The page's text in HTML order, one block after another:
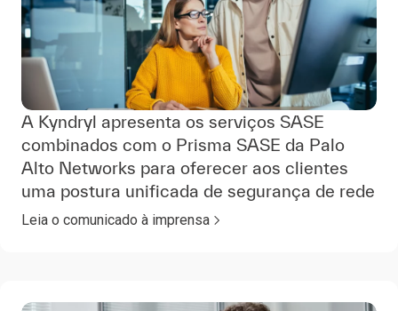
A Kyndryl apresenta os serviços SASE
combinados com o Prisma SASE da Palo
Alto Networks para oferecer aos clientes
uma postura unificada de segurança de rede
Leia o comunicado à imprensa